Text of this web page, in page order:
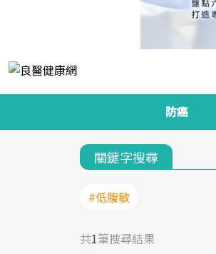
防癌
關鍵字搜尋
#低腹敏
共1筆搜尋結果